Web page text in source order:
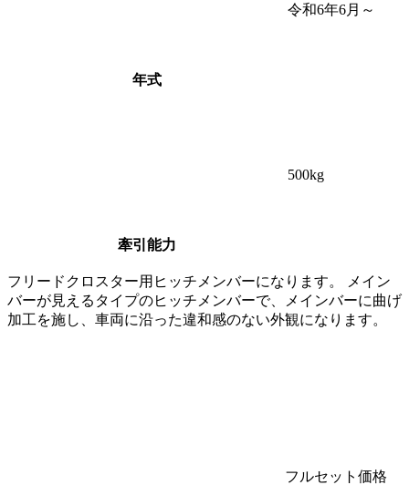
年式
令和6年6月～
牽引能力
500kg
フリードクロスター用ヒッチメンバーになります。 メイン
バーが見えるタイプのヒッチメンバーで、メインバーに曲げ
加工を施し、車両に沿った違和感のない外観になります。
フルセット価格